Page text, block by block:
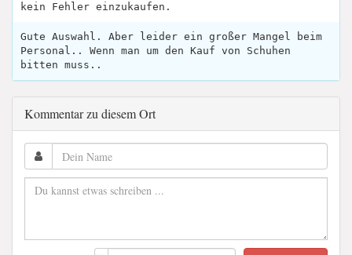
kein Fehler einzukaufen.
Gute Auswahl. Aber leider ein großer Mangel beim
Personal.. Wenn man um den Kauf von Schuhen
bitten muss..
Kommentar zu diesem Ort